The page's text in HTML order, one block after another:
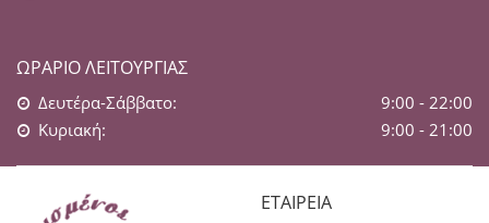
ΩΡΆΡΙΟ ΛΕΙΤΟΥΡΓΊΑΣ
Δευτέρα-Σάββατο:
9:00 - 22:00
Κυριακή:
9:00 - 21:00
ΕΤΑΙΡΕΊΑ